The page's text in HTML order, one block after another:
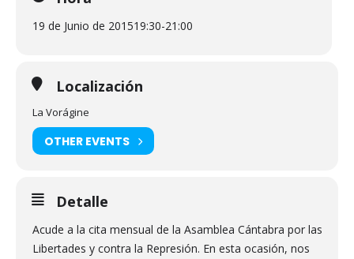
19 de Junio de 201519:30-21:00
Localización
La Vorágine
OTHER EVENTS
Detalle
Acude a la cita mensual de la Asamblea Cántabra por las
Libertades y contra la Represión. En esta ocasión, nos